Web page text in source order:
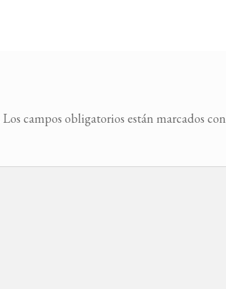
Los campos obligatorios están marcados con